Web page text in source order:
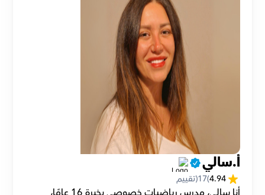
أ.سالي
4.94
(
17(تقييم